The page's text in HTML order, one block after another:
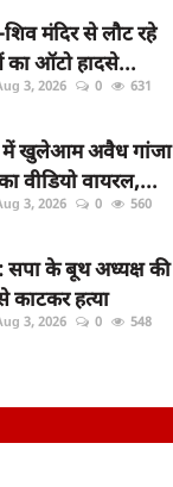
शिव मंदिर से लौट रहे
का ऑटो हादसे...
3, 2026 0 631
में खुलेआम अवैध गांजा
वीडियो वायरल,...
3, 2026 0 560
सपा के बूथ अध्यक्ष की
काटकर हत्या
3, 2026 0 548